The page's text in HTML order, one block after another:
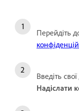
Перейдіть
Введіть
Надіслати